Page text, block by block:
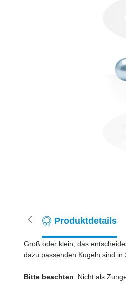
Produktdetails
Groß oder klein, das
dazu passenden Kugeln sind
Bitte beachten: Nicht als